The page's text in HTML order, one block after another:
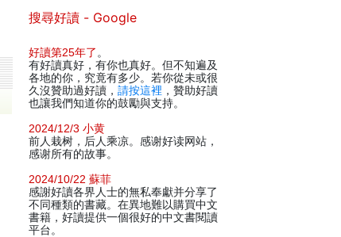
搜尋好讀 - Google
好讀第25年了 。
有好讀真好，有你也真好。但不知遍及
各地的你，究竟有多少。若你從未或很
久沒贊助過好讀， 請按這裡 ，贊助好讀
也讓我們知道你的鼓勵與支持。
2024/12/3 小黄
前人栽树，后人乘凉。感谢好读网站，
感谢所有的故事。
2024/10/22 蘇菲
感謝好讀各界人士的無私奉獻并分享了
不同種類的書藏。在異地難以購買中文
書籍，好讀提供一個很好的中文書閱讀
平台。